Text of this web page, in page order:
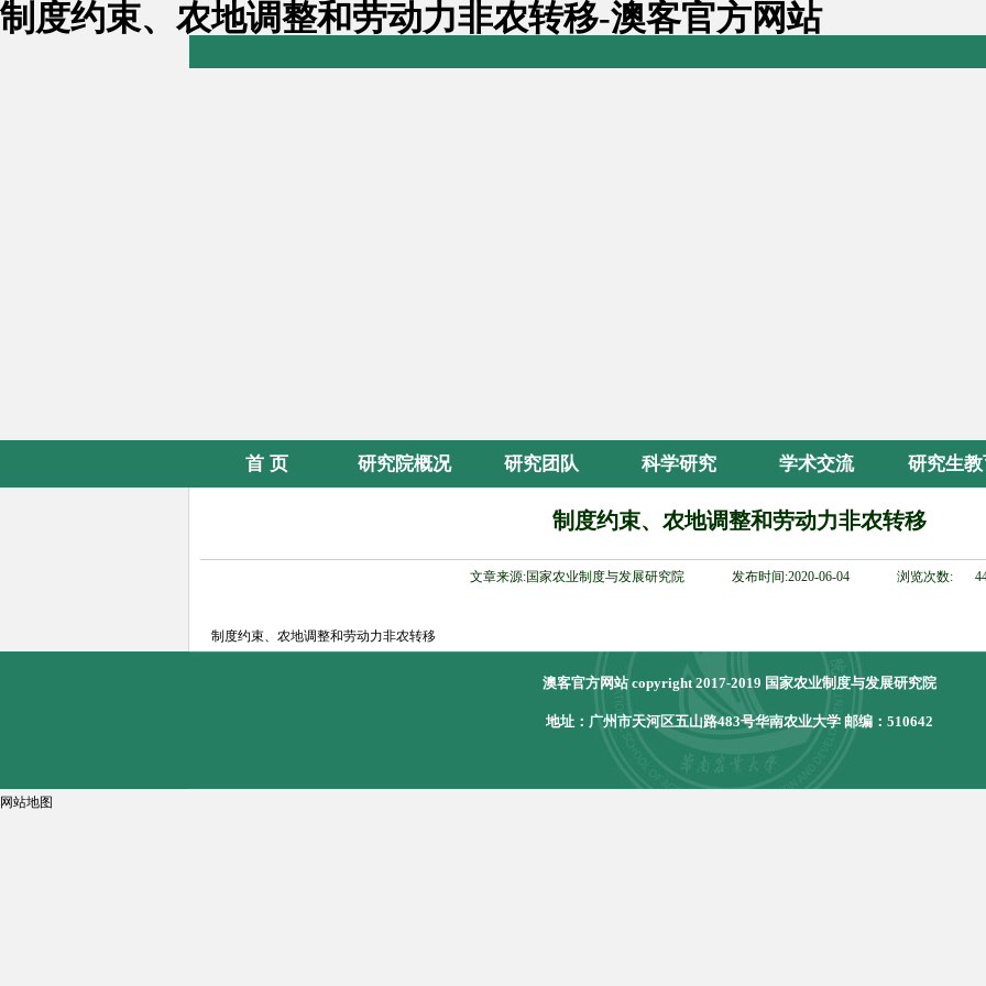
制度约束、农地调整和劳动力非农转移-澳客官方网站
首 页 研究院概况 研究团队 科学研究 学术交流 研究生教
制度约束、农地调整和劳动力非农转移
文章来源:国家农业制度与发展研究院 发布时间:2020-06-04 浏览次数:
制度约束、农地调整和劳动力非农转移
澳客官方网站 copyright 2017-2019 国家农业制度与发展研究院
地址：广州市天河区五山路483号华南农业大学 邮编：510642
网站地图